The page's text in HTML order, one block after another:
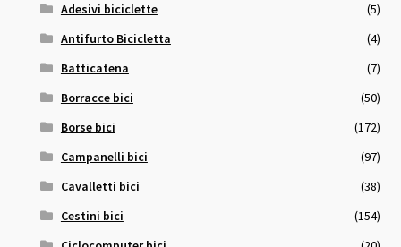
Adesivi biciclette
(5)
Antifurto Bicicletta
(4)
Batticatena
(7)
Borracce bici
(50)
Borse bici
(172)
Campanelli bici
(97)
Cavalletti bici
(38)
Cestini bici
(154)